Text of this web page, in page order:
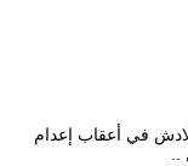
في أعقاب إعدام
..